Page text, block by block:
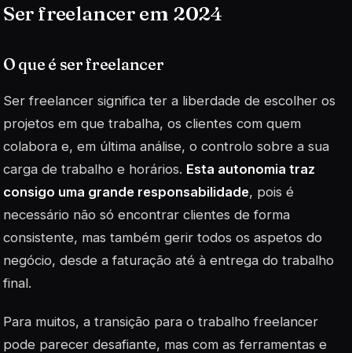
Ser freelancer em 2024
O que é ser freelancer
Ser freelancer significa ter a liberdade de escolher os
projetos em que trabalha, os clientes com quem
colabora e, em última análise, o controlo sobre a sua
carga de trabalho e horários. Esta autonomia traz
consigo uma grande responsabilidade, pois é
necessário não só encontrar clientes de forma
consistente, mas também gerir todos os aspetos do
negócio, desde a faturação até à entrega do trabalho
final.
Para muitos, a transição para o trabalho freelancer
pode parecer desafiante, mas com as ferramentas e